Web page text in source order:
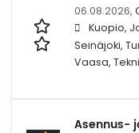
06.08.2026,
Kuopio,
Seinäjoki,
Vaasa,
Asennus-